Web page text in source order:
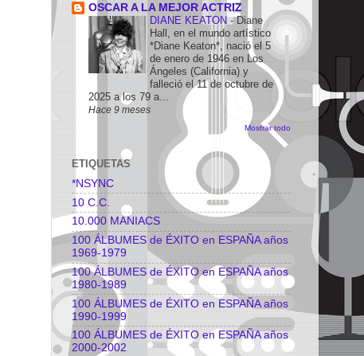
OSCAR A LA MEJOR ACTRIZ
DIANE KEATON-Diane
Hall, en el mundo artístico
*Diane Keaton*, nació el 5
de enero de 1946 en Los
Ángeles (California) y
falleció el 11 de octubre de
2025 a los 79 a...
Hace 9 meses
Mostrar todo
ETIQUETAS
*NSYNC
10 C.C.
10.000 MANIACS
100 ÁLBUMES de ÉXITO en ESPAÑA años
1969-1979
100 ÁLBUMES de ÉXITO en ESPAÑA años
1980-1989
100 ÁLBUMES de ÉXITO en ESPAÑA años
1990-1999
100 ÁLBUMES de ÉXITO en ESPAÑA años
2000-2002